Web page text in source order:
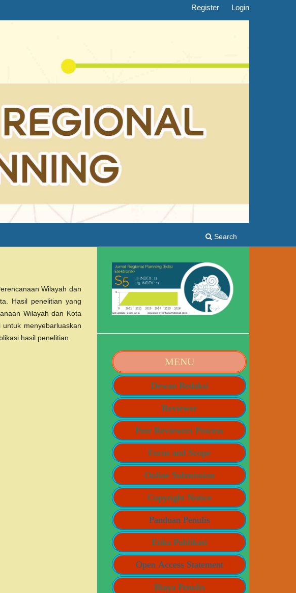
Search
Register Login
Wilayah dan
Hasil penelitian yang
Wilayah dan Kota
menyebarluaskan
hasil penelitian.
MENU
Dewan Redaksi
Reviewer
Peer Reviewers Process
Focus and Scope
Online Submission
Copyright Notice
Panduan Penulis
Etika Publikasi
Open Access Statement
Biaya Penulis